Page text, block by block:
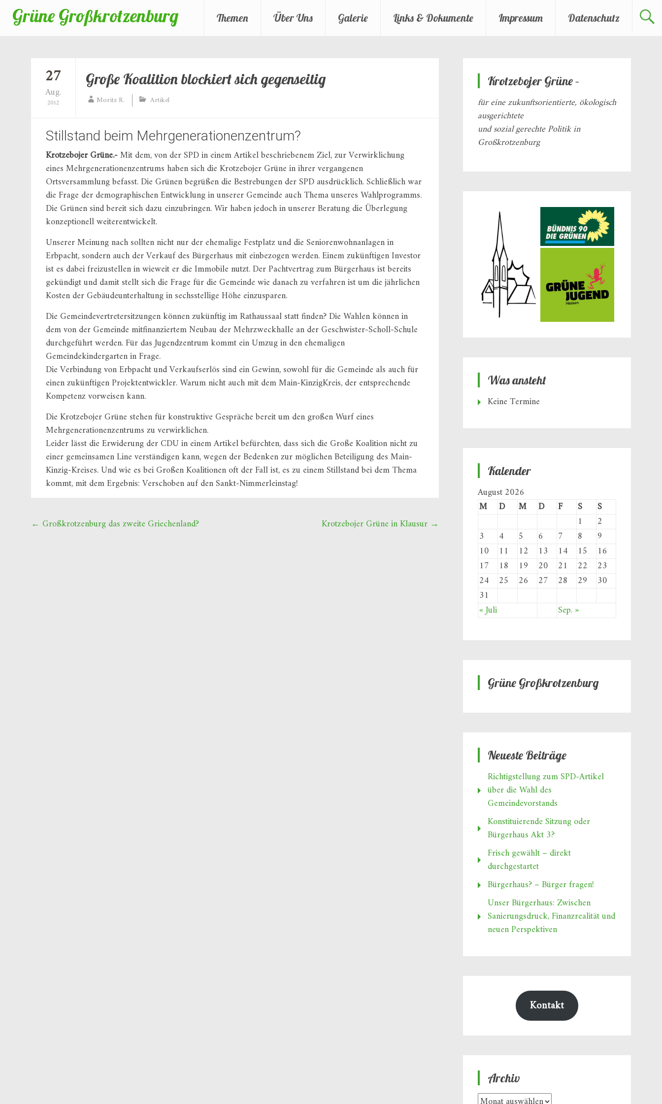
Grüne Großkrotzenburg Themen Über Uns Galerie Links & Dokumente Impressum Datenschutz
27
Aug.
2012
Große Koalition blockiert sich gegenseitig
Moritz R. Artikel
Stillstand beim Mehrgenerationenzentrum?
Krotzebojer Grüne.-Mit dem, von der SPD in einem Artikel beschriebenem Ziel, zur Verwirklichung
eines Mehrgenerationenzentrums haben sich die Krotzebojer Grüne in ihrer vergangenen
Ortsversammlung befasst. Die Grünen begrüßen die Bestrebungen der SPD ausdrücklich. Schließlich war
die Frage der demographischen Entwicklung in unserer Gemeinde auch Thema unseres Wahlprogramms.
Die Grünen sind bereit sich dazu einzubringen. Wir haben jedoch in unserer Beratung die Überlegung
konzeptionell weiterentwickelt.
Unserer Meinung nach sollten nicht nur der ehemalige Festplatz und die Seniorenwohnanlagen in
Erbpacht, sondern auch der Verkauf des Bürgerhaus mit einbezogen werden. Einem zukünftigen Investor
ist es dabei freizustellen in wieweit er die Immobile nutzt. Der Pachtvertrag zum Bürgerhaus ist bereits
gekündigt und damit stellt sich die Frage für die Gemeinde wie danach zu verfahren ist um die jährlichen
Kosten der Gebäudeunterhaltung in sechsstellige Höhe einzusparen.
Die Gemeindevertretersitzungen können zukünftig im Rathaussaal statt finden? Die Wahlen können in
dem von der Gemeinde mitfinanziertem Neubau der Mehrzweckhalle an der Geschwister-Scholl-Schule
durchgeführt werden. Für das Jugendzentrum kommt ein Umzug in den ehemaligen
Gemeindekindergarten in Frage.
Die Verbindung von Erbpacht und Verkaufserlös sind ein Gewinn, sowohl für die Gemeinde als auch für
einen zukünftigen Projektentwickler. Warum nicht auch mit dem Main-KinzigKreis, der entsprechende
Kompetenz vorweisen kann.
Die Krotzebojer Grüne stehen für konstruktive Gespräche bereit um den großen Wurf eines
Mehrgenerationenzentrums zu verwirklichen.
Leider lässt die Erwiderung der CDU in einem Artikel befürchten, dass sich die Große Koalition nicht zu
einer gemeinsamen Line verständigen kann, wegen der Bedenken zur möglichen Beteiligung des Main-
Kinzig-Kreises. Und wie es bei Großen Koalitionen oft der Fall ist, es zu einem Stillstand bei dem Thema
kommt, mit dem Ergebnis: Verschoben auf den Sankt-Nimmerleinstag!
Beitragsnavigation
← Großkrotzenburg das zweite Griechenland? Krotzebojer Grüne in Klausur →
Krotzebojer Grüne –
für eine zukunftsorientierte, ökologisch
ausgerichtete
und sozial gerechte Politik in
Großkrotzenburg
Was ansteht
Keine Termine
Kalender
August 2026
M
D M D F S
S
1
2
3
4 5 6 7 8
9
10
11 12 13 14 15
16
17
18 19 20 21 22
23
24
25 26 27 28 29
30
31
« Juli
Sep. »
Grüne Großkrotzenburg
Neueste Beiträge
Richtigstellung zum SPD‑Artikel
über die Wahl des
Gemeindevorstands
Konstituierende Sitzung oder
Bürgerhaus Akt 3?
Frisch gewählt – direkt
durchgestartet
Bürgerhaus? – Bürger fragen!
Unser Bürgerhaus: Zwischen
Sanierungsdruck, Finanzrealität und
neuen Perspektiven
Kontakt
Archiv
Archiv